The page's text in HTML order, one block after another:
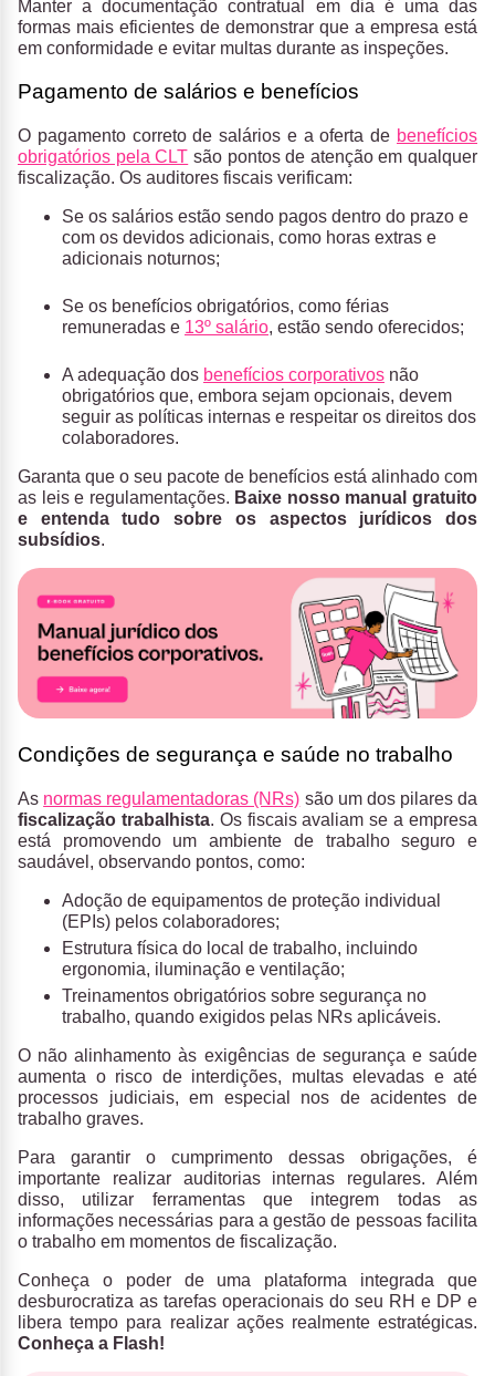
Manter a documentação contratual em dia é uma das
formas mais eficientes de demonstrar que a empresa está
em conformidade e evitar multas durante as inspeções.
Pagamento de salários e benefícios
O pagamento correto de salários e a oferta de benefícios
obrigatórios pela CLT são pontos de atenção em qualquer
fiscalização. Os auditores fiscais verificam:
Se os salários estão sendo pagos dentro do prazo e
com os devidos adicionais, como horas extras e
adicionais noturnos;
Se os benefícios obrigatórios, como férias
remuneradas e 13º salário, estão sendo oferecidos;
A adequação dos benefícios corporativos não
obrigatórios que, embora sejam opcionais, devem
seguir as políticas internas e respeitar os direitos dos
colaboradores.
Garanta que o seu pacote de benefícios está alinhado com
as leis e regulamentações. Baixe nosso manual gratuito
e entenda tudo sobre os aspectos jurídicos dos
subsídios.
Condições de segurança e saúde no trabalho
As normas regulamentadoras (NRs) são um dos pilares da
fiscalização trabalhista. Os fiscais avaliam se a empresa
está promovendo um ambiente de trabalho seguro e
saudável, observando pontos, como:
Adoção de equipamentos de proteção individual
(EPIs) pelos colaboradores;
Estrutura física do local de trabalho, incluindo
ergonomia, iluminação e ventilação;
Treinamentos obrigatórios sobre segurança no
trabalho, quando exigidos pelas NRs aplicáveis.
O não alinhamento às exigências de segurança e saúde
aumenta o risco de interdições, multas elevadas e até
processos judiciais, em especial nos de acidentes de
trabalho graves.
Para garantir o cumprimento dessas obrigações, é
importante realizar auditorias internas regulares. Além
disso, utilizar ferramentas que integrem todas as
informações necessárias para a gestão de pessoas facilita
o trabalho em momentos de fiscalização.
Conheça o poder de uma plataforma integrada que
desburocratiza as tarefas operacionais do seu RH e DP e
libera tempo para realizar ações realmente estratégicas.
Conheça a Flash!